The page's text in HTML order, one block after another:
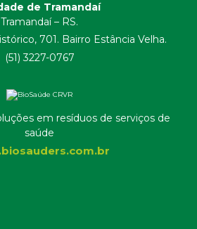
de Tramandaí
Tramandaí – RS.
701. Bairro Estância Velha.
(51) 3227-0767
em resíduos de serviços de
saúde